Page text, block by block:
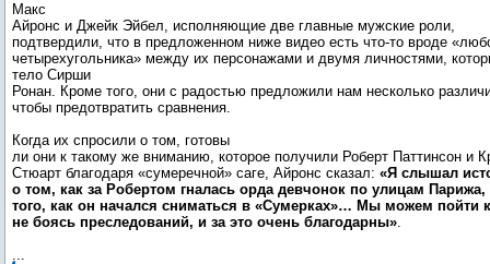
Макс
Айронс и Джейк Эйбел, исполняющие две главные мужские роли,
подтвердили, что в предложенном ниже видео есть что-то вроде
четырехугольника» между их персонажами и двумя личностями,
тело Сирши
Ронан. Кроме того, они с радостью предложили нам несколько
чтобы предотвратить сравнения.
Когда их спросили о том, готовы
ли они к такому же вниманию, которое получили Роберт Паттинсон и
Стюарт благодаря «сумеречной» саге, Айронс сказал: «Я слышал
о том, как за Робертом гналась орда девчонок по улицам
того, как он начался сниматься в «Сумерках»… Мы можем пойти
не боясь преследований, и за это очень благодарны»
...